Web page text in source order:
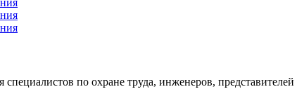
по охране труда, инженеров,